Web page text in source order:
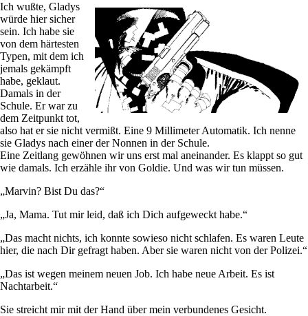
Ich wußte, Gladys
würde hier sicher
sein. Ich habe sie
von dem härtesten
Typen, mit dem ich
jemals gekämpft
habe, geklaut.
Damals in der
Schule. Er war zu
dem Zeitpunkt tot,
also hat er sie nicht vermißt. Eine 9 Millimeter Automatik. Ich nenne
sie Gladys nach einer der Nonnen in der Schule.
Eine Zeitlang gewöhnen wir uns erst mal aneinander. Es klappt so gut
wie damals. Ich erzähle ihr von Goldie. Und was wir tun müssen.
„Marvin? Bist Du das?“
„Ja, Mama. Tut mir leid, daß ich Dich aufgeweckt habe.“
„Das macht nichts, ich konnte sowieso nicht schlafen. Es waren Leute
hier, die nach Dir gefragt haben. Aber sie waren nicht von der Polizei.“
„Das ist wegen meinem neuen Job. Ich habe neue Arbeit. Es ist
Nachtarbeit.“
Sie streicht mir mit der Hand über mein verbundenes Gesicht.